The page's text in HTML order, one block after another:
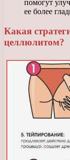
помогут
ее более
Какая
целлюлитом?